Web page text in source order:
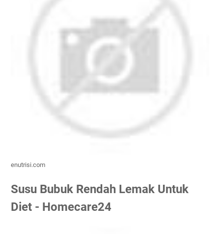
enutrisi.com
Susu Bubuk Rendah Lemak Untuk
Diet - Homecare24